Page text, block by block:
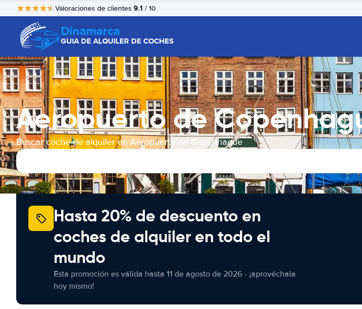
Valoraciones de clientes 9.1 / 10
Dinamarca
GUIA DE ALQUILER DE COCHES
Aeropuerto de
Buscar coche de alquiler en Aeropuerto de Copenhague
Hasta 20% de descuento en
coches de alquiler en todo el
mundo
Esta promoción es válida hasta 11 de agosto de 2026 - ¡aprovéchala
hoy mismo!